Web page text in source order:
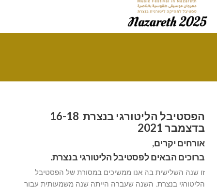
הפסטיבל הליטורגי השלישי בנצרת
הפסטיבל הליטורגי בנצרת 16-18
בדצמבר 2021
אורחים יקרים,
ברוכים הבאים לפסטיבל הליטורגי בנצרת.
זו שנה השלישית בה אנו ממשיכים במסורת של הפסטיבל
הליטורגי בנצרת. השנה שעברה הייתה שנה משמעותית עבור